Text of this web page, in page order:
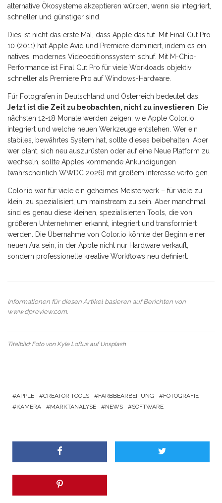
alternative Ökosysteme akzeptieren würden, wenn sie integriert,
schneller und günstiger sind.
Dies ist nicht das erste Mal, dass Apple das tut. Mit Final Cut Pro
10 (2011) hat Apple Avid und Premiere dominiert, indem es ein
natives, modernes Videoeditionssystem schuf. Mit M-Chip-
Performance ist Final Cut Pro für viele Workloads objektiv
schneller als Premiere Pro auf Windows-Hardware.
Für Fotografen in Deutschland und Österreich bedeutet das:
Jetzt ist die Zeit zu beobachten, nicht zu investieren. Die
nächsten 12-18 Monate werden zeigen, wie Apple Color.io
integriert und welche neuen Werkzeuge entstehen. Wer ein
stabiles, bewährtes System hat, sollte dieses beibehalten. Aber
wer plant, sich neu auszurüsten oder auf eine Neue Platform zu
wechseln, sollte Apples kommende Ankündigungen
(wahrscheinlich WWDC 2026) mit großem Interesse verfolgen.
Color.io war für viele ein geheimes Meisterwerk – für viele zu
klein, zu spezialisiert, um mainstream zu sein. Aber manchmal
sind es genau diese kleinen, spezialisierten Tools, die von
größeren Unternehmen erkannt, integriert und transformiert
werden. Die Übernahme von Color.io könnte der Beginn einer
neuen Ära sein, in der Apple nicht nur Hardware verkauft,
sondern professionelle kreative Workflows neu definiert.
Informationen für diesen Artikel basieren auf Berichten von
www.dpreview.com.
Titelbild: Foto von Kyle LoftusaufUnsplash
APPLE CREATOR TOOLS FARBBEARBEITUNG
FOTOGRAFIE
KAMERA
MARKTANALYSE NEWS SOFTWARE